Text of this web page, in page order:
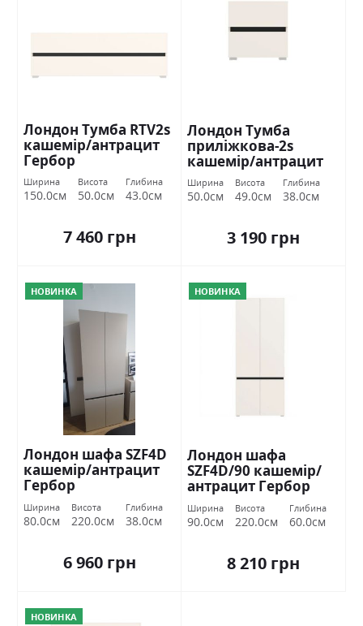
Лондон Тумба RTV2s
кашемір/антрацит
Гербор
Ширина
150.0см
Висота
50.0см
Глибина
43.0см
7 460 грн
Лондон Тумба
приліжкова-2s
кашемір/антрацит
Гербор
Ширина
50.0см
Висота
49.0см
Глибина
38.0см
3 190 грн
НОВИНКА
Лондон шафа SZF4D
кашемір/антрацит
Гербор
Ширина
80.0см
Висота
220.0см
Глибина
38.0см
6 960 грн
НОВИНКА
Лондон шафа
SZF4D/90 кашемір/
антрацит Гербор
Ширина
90.0см
Висота
220.0см
Глибина
60.0см
8 210 грн
НОВИНКА